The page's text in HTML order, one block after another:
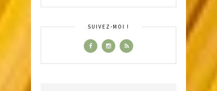
SUIVEZ-MOI !